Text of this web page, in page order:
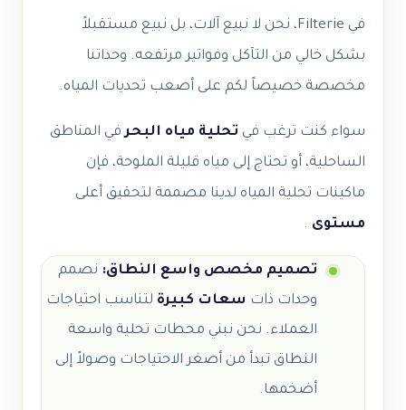
في Filterie، نحن لا نبيع آلات، بل نبيع مستقبلاً
بشكل خالي من التآكل وفواتير مرتفعه. وحداتنا
مخصصة خصيصاً لكم على أصعب تحديات المياه.
سواء كنت ترغب في تحلية مياه البحرفي المناطق
الساحلية، أو تحتاج إلى مياه قليلة الملوحة، فإن
ماكينات تحلية المياه لدينا مصممة لتحقيق أعلى
مستوى .
تصميم مخصص واسع النطاق: نصمم
وحدات ذات سعات كبيرة لتناسب احتياجات
العملاء. نحن نبني محطات تحلية واسعة
النطاق تبدأ من أصغر الاحتياجات وصولاً إلى
أضخمها.